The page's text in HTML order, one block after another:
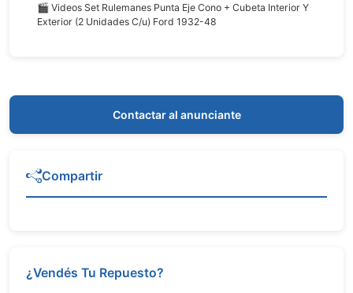
🎬 Videos Set Rulemanes Punta Eje Cono + Cubeta Interior Y
Exterior (2 Unidades C/u) Ford 1932-48
Contactar al anunciante
Compartir
¿Vendés Tu Repuesto?